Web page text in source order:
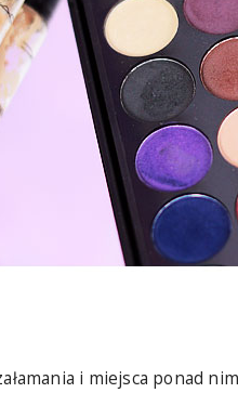
i miejsca ponad